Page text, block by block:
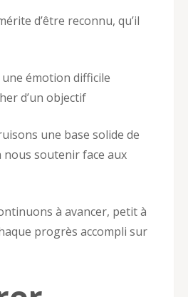
d’être reconnu, qu’il
émotion difficile
d’un objectif
une base solide de
nous soutenir face aux
à avancer, petit à
progrès accompli sur